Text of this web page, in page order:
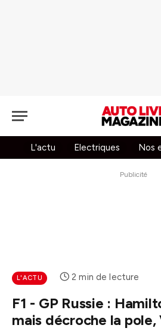
L'actu Electriques Nos
Publicité
L'ACTU 2 min de lecture
F1 - GP Russie :
mais décroche la